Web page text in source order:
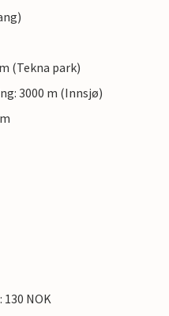
(Tekna park)
3000 m (Innsjø)
NOK